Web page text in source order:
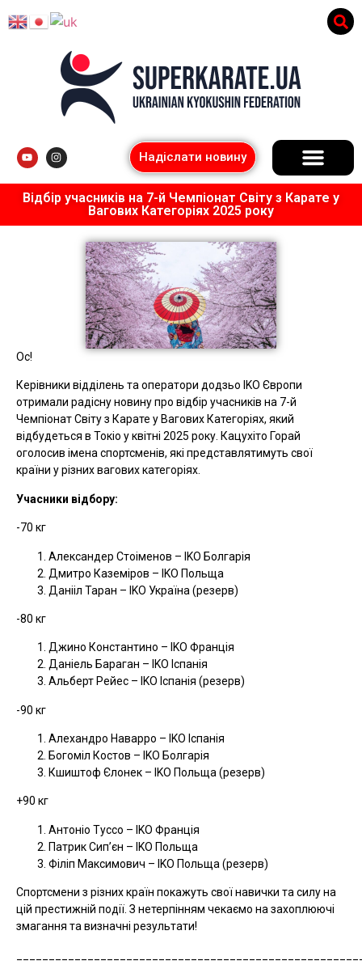
Надіслати новину
Відбір учасників на 7-й Чемпіонат Світу з Карате у
Вагових Категоріях 2025 року
Ос!
Керівники відділень та оператори додзьо IKO Європи
отримали радісну новину про відбір учасників на 7-й
Чемпіонат Світу з Карате у Вагових Категоріях, який
відбудеться в Токіо у квітні 2025 року. Кацухіто Горай
оголосив імена спортсменів, які представлятимуть свої
країни у різних вагових категоріях.
Учасники відбору:
-70 кг
Александер Стоіменов – IKO Болгарія
Дмитро Каземіров – IKO Польща
Данііл Таран – IKO Україна (резерв)
-80 кг
Джино Константино – IKO Франція
Даніель Бараган – IKO Іспанія
Альберт Рейес – IKO Іспанія (резерв)
-90 кг
Алехандро Наварро – IKO Іспанія
Богоміл Костов – IKO Болгарія
Кшиштоф Єлонек – IKO Польща (резерв)
+90 кг
Антоніо Туссо – IKO Франція
Патрик Сип’єн – IKO Польща
Філіп Максимович – IKO Польща (резерв)
Спортсмени з різних країн покажуть свої навички та силу на
цій престижній події. З нетерпінням чекаємо на захоплюючі
змагання та визначні результати!